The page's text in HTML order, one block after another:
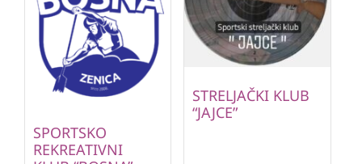
SPORTSKO
REKREATIVNI
STRELJAČKI KLUB
“JAJCE”